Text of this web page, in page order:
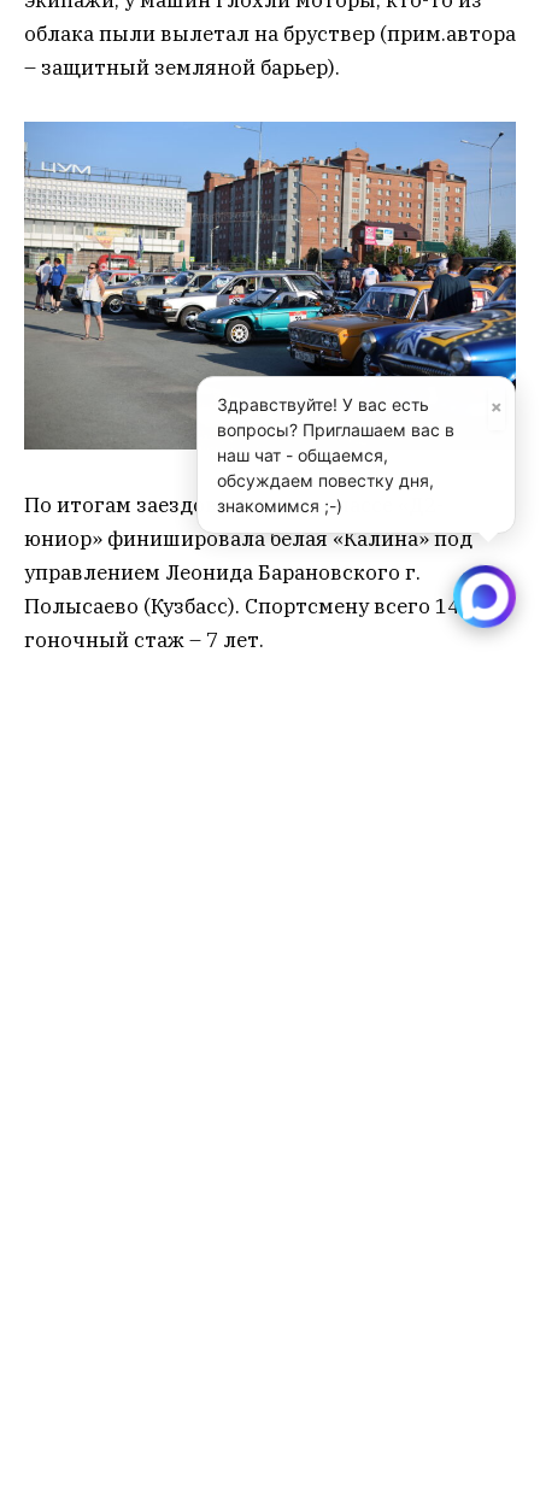
облака пыли вылетал на бруствер (прим.автора
– защитный земляной барьер).
По итогам заездов первым в классе «Д2-
юниор» финишировала белая «Калина» под
управлением Леонида Барановского г.
Полысаево (Кузбасс). Спортсмену всего 14 лет,
гоночный стаж – 7 лет.
×
Здравствуйте! У вас есть
вопросы? Приглашаем вас в
наш чат - общаемся,
обсуждаем повестку дня,
знакомимся ;-)